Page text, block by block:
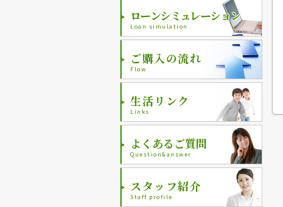
ローンシミュレーション
Loan simulation
ご購入の流れ
Flow
生活リンク
Links
よくあるご質問
Question&answer
スタッフ紹介
Staff profile